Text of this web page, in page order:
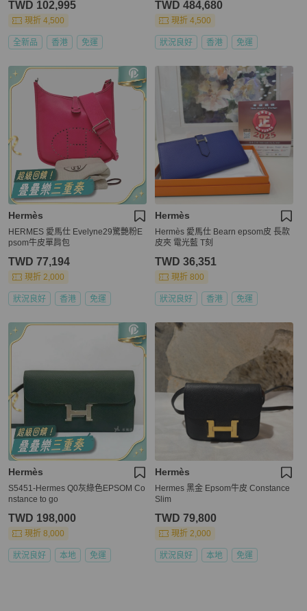
TWD 102,995
現折 4,500
全新品 香港 免運
TWD 484,680
現折 4,500
狀況良好 香港 免運
Hermès
HERMES 愛馬仕 Evelyne29驚艷粉E
psom牛皮單肩包
TWD 77,194
現折 2,000
狀況良好 香港 免運
Hermès
Hermès 愛馬仕 Bearn epsom皮 長款
皮夾 電光藍 T刻
TWD 36,351
現折 800
狀況良好 香港 免運
Hermès
S5451-Hermes Q0灰綠色EPSOM Co
nstance to go
TWD 198,000
現折 8,000
狀況良好 本地 免運
Hermès
Hermes 黑金 Epsom牛皮 Constance
Slim
TWD 79,800
現折 2,000
狀況良好 本地 免運